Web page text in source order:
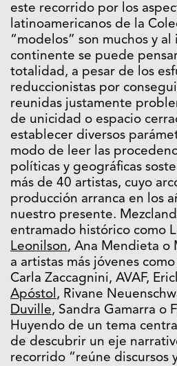
este recorrido por los
latinoamericanos de la
“modelos” son muchos y
continente se puede
totalidad, a pesar de los
reduccionistas por
reunidas justamente
de unicidad o espacio
establecer diversos
modo de leer las
políticas y geográficas
más de 40 artistas, cuyo
producción arranca en los
nuestro presente.
entramado histórico como
Leonilson, Ana Mendieta o
a artistas más jóvenes como
Carla Zaccagnini, AVAF,
Apóstol, Rivane
Duville, Sandra Gamarra o
Huyendo de un tema
de descubrir un eje
recorrido “reúne discursos